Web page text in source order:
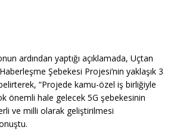
ardından yaptığı açıklamada, Uçtan
Şebekesi Projesi’nin yaklaşık 3
“Projede kamu-özel iş birliğiyle
önemli hale gelecek 5G şebekesinin
ve milli olarak geliştirilmesi